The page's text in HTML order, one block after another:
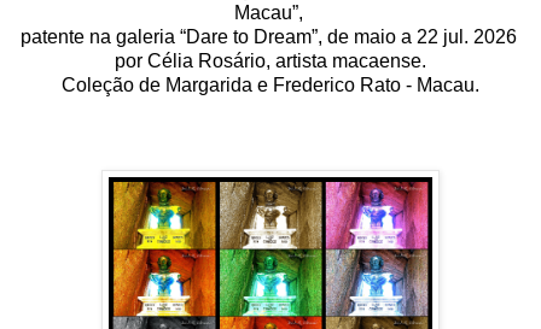
Macau”,
patente na galeria “Dare to Dream”, de maio a 22 jul. 2026
por Célia Rosário, artista macaense.
Coleção de Margarida e Frederico Rato - Macau.